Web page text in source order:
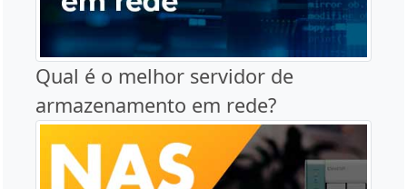
Qual é o melhor servidor de
armazenamento em rede?